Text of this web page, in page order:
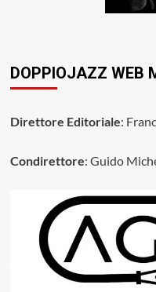
DOPPIOJAZZ WEB
Direttore Editoriale:
Condirettore: Guido